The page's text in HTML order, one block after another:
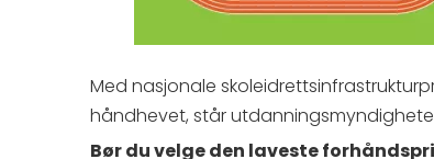
Med nasjonale
håndhevet, står
Bør du velge den laveste